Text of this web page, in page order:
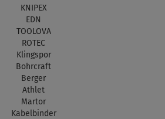
KNIPEX
EDN
TOOLOVA
ROTEC
Klingspor
Bohrcraft
Berger
Athlet
Martor
Kabelbinder